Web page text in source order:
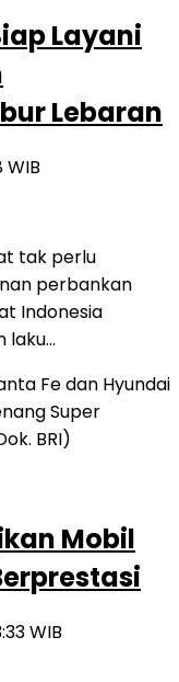
Layani
Lebaran
WIB
tak perlu
perbankan
Indonesia
laku…
Mobil
WIB